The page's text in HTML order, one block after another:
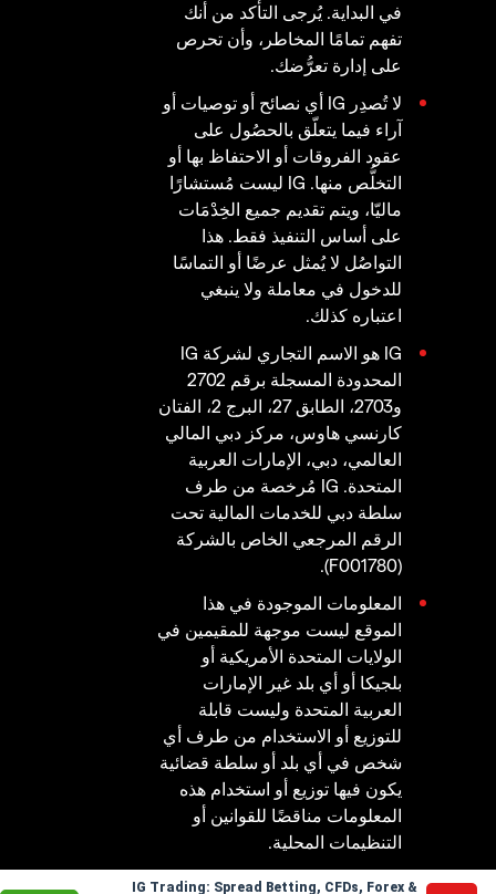
IG Trading: Spread Betting, CFDs, Forex &
في البداية. يُرجى التأكد من أنك
تفهم تمامًا المخاطر، وأن تحرص
على إدارة تعرُّضك.
لا تُصدِر IG أي نصائح أو توصيات أو
آراء فيما يتعلّق بالحصُول على
عقود الفروقات أو الاحتفاظ بها أو
التخلُّص منها. IG ليست مُستشارًا
ماليّا، ويتم تقديم جميع الخِدْمَات
على أساس التنفيذ فقط. هذا
التواصُل لا يُمثل عرضًا أو التماسًا
للدخول في معاملة ولا ينبغي
اعتباره كذلك.
IG هو الاسم التجاري لشركة IG
المحدودة المسجلة برقم 2702
و2703، الطابق 27، البرج 2، الفتان
كارنسي هاوس، مركز دبي المالي
العالمي، دبي، الإمارات العربية
المتحدة. IG مُرخصة من طرف
سلطة دبي للخدمات المالية تحت
الرقم المرجعي الخاص بالشركة
(F001780).
المعلومات الموجودة في هذا
الموقع ليست موجهة للمقيمين في
الولايات المتحدة الأمريكية أو
بلجيكا أو أي بلد غير الإمارات
العربية المتحدة وليست قابلة
للتوزيع أو الاستخدام من طرف أي
شخص في أي بلد أو سلطة قضائية
يكون فيها توزيع أو استخدام هذه
المعلومات مناقضًا للقوانين أو
التنظيمات المحلية.